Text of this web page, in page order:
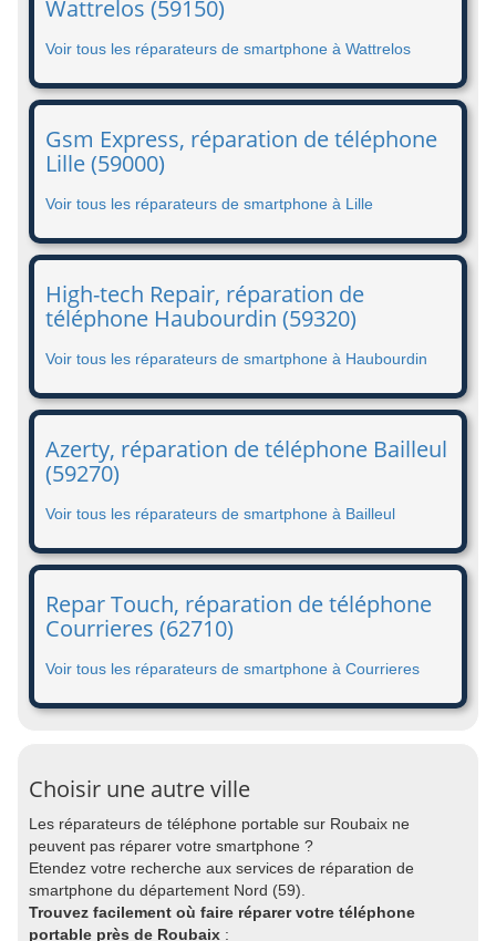
Wattrelos (59150)
Voir tous les réparateurs de smartphone à Wattrelos
Gsm Express, réparation de téléphone
Lille (59000)
Voir tous les réparateurs de smartphone à Lille
High-tech Repair, réparation de
téléphone Haubourdin (59320)
Voir tous les réparateurs de smartphone à Haubourdin
Azerty, réparation de téléphone Bailleul
(59270)
Voir tous les réparateurs de smartphone à Bailleul
Repar Touch, réparation de téléphone
Courrieres (62710)
Voir tous les réparateurs de smartphone à Courrieres
Choisir une autre ville
Les réparateurs de téléphone portable sur Roubaix ne
peuvent pas réparer votre smartphone ?
Etendez votre recherche aux services de réparation de
smartphone du département Nord (59).
Trouvez facilement où faire réparer votre téléphone
portable près de Roubaix :